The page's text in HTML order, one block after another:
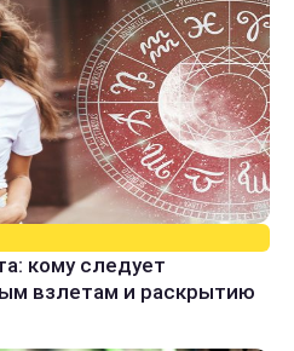
кому следует
взлетам и раскрытию